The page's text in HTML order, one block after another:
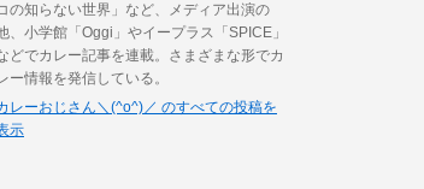
の知らない世界」など、メディア出演の
、小学館「Oggi」やイープラス「SPICE」
どでカレー記事を連載。さまざまな形でカ
ー情報を発信している。
レーおじさん＼(^o^)／ のすべての投稿を
示